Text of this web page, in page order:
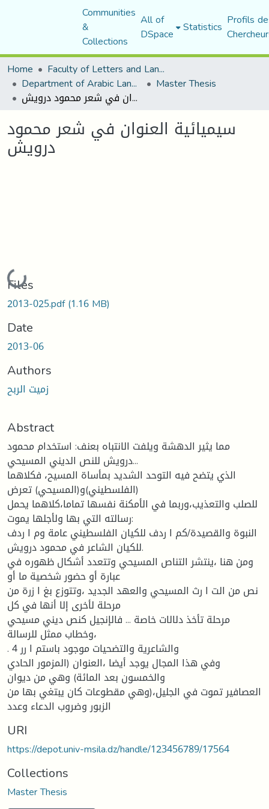
Communities
&
Collections
All of
DSpace Statistics Profils
Home
Faculty of Letters and Languages
Department of Arabic Language and Literature Master Thesis
سيميائية العنوان في شعر محمود درويش
سيميائية العنوان في شعر محمود
درويش
Loading...
Files
2013-025.pdf(1.16 MB)
Date
2013-06
Authors
زميت الربح
Abstract
مما يثير الدهشة ويلفت الانتباه بعنف: استخدام محمود
درويش للنص الديني المسيحي...
الذي يتضح فيه التوحد الشديد بمأساة المسيح، فكلاهما
(الفلسطيني)و(المسيحي) تعرض
للصلب والتعذيب،وربما في الأمكنة نفسها تماما،كلاهما يحمل
رسالته التي بها ولأجلها يموت:
النبوة والقصيدة/كم ا ردف للكيان الفلسطيني عامة وم ا ردف
للكيان الشاعر في محمود درويش.
ومن هنا ،ينتشر التناص المسيحي وتتعدد أشكال ظهوره في
عبارة أو حضور شخصية ما أو
نص من الت ا رث المسيحي والعهد الجديد ،وتتوزع بغ ا زرة من
مرحلة لأخرى إلا أنها في كل
مرحلة تأخذ دلالات خاصة ... فالإنجيل كنص ديني مسيحي
،وخطاب ممثل للرسالة
. والشاعرية والتضحيات موجود باستم ا رر 4
وفي هذا المجال يوجد أيضا ،العنوان (المزمور الحادي
والخمسون بعد المائة) وهي من ديوان
العصافير تموت في الجليل،(وهي مقطوعات كان يبتغي بها من
الزبور وضروب الدعاء وعدد
URI
https://depot.univ-msila.dz/handle/123456789/17564
Collections
Master Thesis